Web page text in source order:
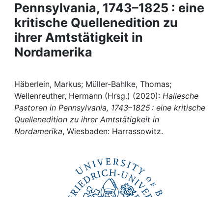
People
Institutions
My FIS
Help
Pennsylvania, 1743–1825 : eine
kritische Quellenedition zu
ihrer Amtstätigkeit in
Nordamerika
Häberlein, Markus; Müller-Bahlke, Thomas;
Wellenreuther, Hermann (Hrsg.) (2020): Hallesche
Pastoren in Pennsylvania, 1743–1825 : eine kritische
Quellenedition zu ihrer Amtstätigkeit in
Nordamerika, Wiesbaden: Harrassowitz.